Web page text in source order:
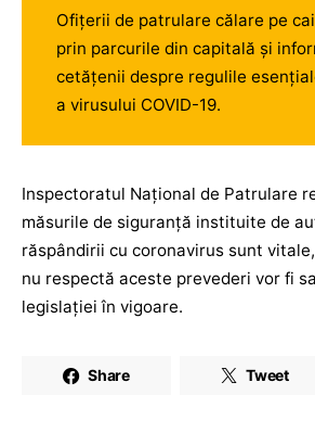
Ofițerii de patrulare călare pe
prin parcurile din capitală și
cetățenii despre regulile
a virusului COVID-19.
Inspectoratul Național de Patrulare
măsurile de siguranță instituite de
răspândirii cu coronavirus sunt
nu respectă aceste prevederi vor fi
legislației în vigoare.
Share Tweet